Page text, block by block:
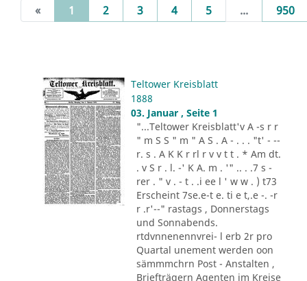
« 1 (current)
2 3 4 5 ... 950
Teltower Kreisblatt
1888
03. Januar , Seite 1
"...Teltower Kreisblatt'v A -s r r
" m S S " m " A S . A - . . . "t' - --
r. s . A K K r rl r v v t t . * Am dt.
. v S r . l. -' K A. m . '" .. . .7 s -
rer . " v . - t . .i ee l ' w w . ) t73
Erscheint 7se.e-t e. ti e t,.e -. -r
r .r'--" rastags , Donnerstags
und Sonnabends.
rtdvnnenennvrei- l erb 2r pro
Quartal unement werden oon
sämmmchrn Post - Anstalten ,
Briefträgern Agenten im Kreise